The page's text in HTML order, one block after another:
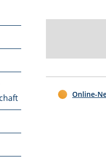
Online-